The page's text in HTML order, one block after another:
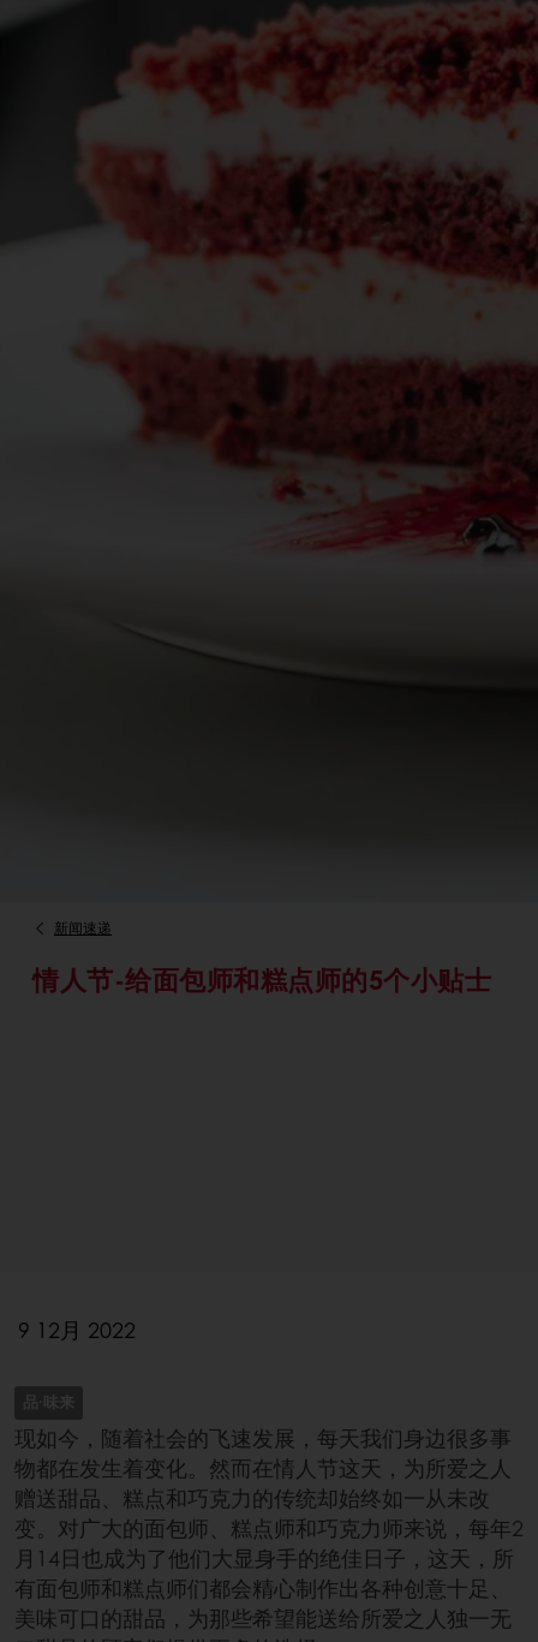
新闻速递
情人节-给面包师和糕点师的5个小贴士
9 12月 2022
品·味来
现如今，随着社会的飞速发展，每天我们身边很多事
物都在发生着变化。然而在情人节这天，为所爱之人
赠送甜品、糕点和巧克力的传统却始终如一从未改
变。对广大的面包师、糕点师和巧克力师来说，每年2
月14日也成为了他们大显身手的绝佳日子，这天，所
有面包师和糕点师们都会精心制作出各种创意十足、
美味可口的甜品，为那些希望能送给所爱之人独一无